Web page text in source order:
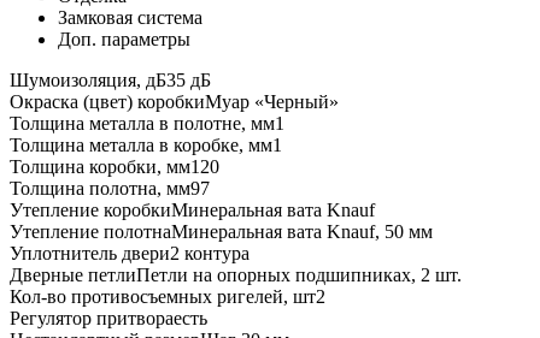
Замковая система
Доп. параметры
Шумоизоляция, дБ35 дБ
Окраска (цвет) коробкиМуар «Черный»
Толщина металла в полотне, мм1
Толщина металла в коробке, мм1
Толщина коробки, мм120
Толщина полотна, мм97
Утепление коробкиМинеральная вата Knauf
Утепление полотнаМинеральная вата Knauf, 50 мм
Уплотнитель двери2 контура
Дверные петлиПетли на опорных подшипниках, 2 шт.
Кол-во противосъемных ригелей, шт2
Регулятор притвораесть